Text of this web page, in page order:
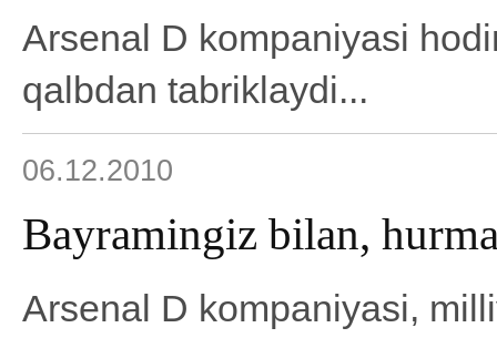
Arsenal D kompaniyasi
qalbdan tabriklaydi...
06.12.2010
Bayramingiz bilan,
Arsenal D kompaniyasi,